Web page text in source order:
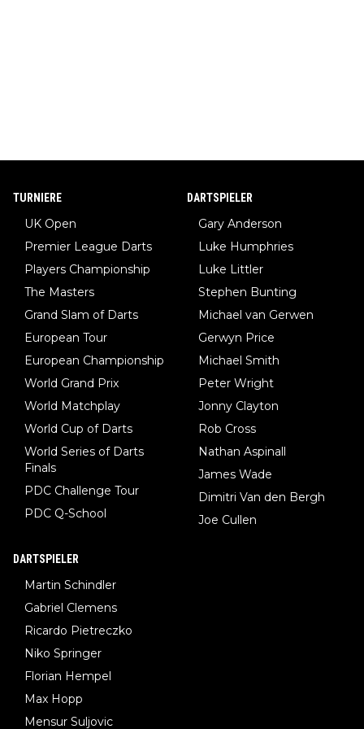
TURNIERE
UK Open
Premier League Darts
Players Championship
The Masters
Grand Slam of Darts
European Tour
European Championship
World Grand Prix
World Matchplay
World Cup of Darts
World Series of Darts
Finals
PDC Challenge Tour
PDC Q-School
DARTSPIELER
Gary Anderson
Luke Humphries
Luke Littler
Stephen Bunting
Michael van Gerwen
Gerwyn Price
Michael Smith
Peter Wright
Jonny Clayton
Rob Cross
Nathan Aspinall
James Wade
Dimitri Van den Bergh
Joe Cullen
DARTSPIELER
Martin Schindler
Gabriel Clemens
Ricardo Pietreczko
Niko Springer
Florian Hempel
Max Hopp
Mensur Suljovic